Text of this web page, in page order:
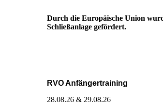
Durch die Europäische Union
Schließanlage gefördert.
RVO Anfängertraining
28.08.26 & 29.08.26